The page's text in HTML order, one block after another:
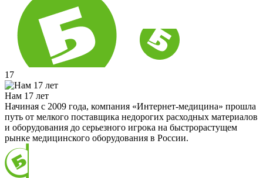
17
Нам 17 лет
Начиная с 2009 года, компания «Интернет-медицина» прошла
путь от мелкого поставщика недорогих расходных материалов
и оборудования до серьезного игрока на быстрорастущем
рынке медицинского оборудования в России.